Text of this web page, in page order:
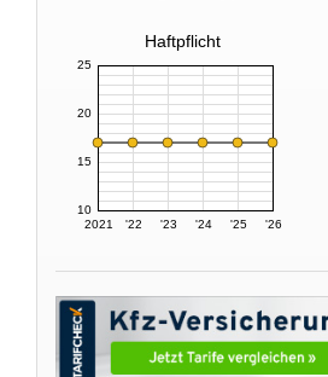
Haftpflicht
2021 '22 '23 '24 '25 '26
10
15
20
25